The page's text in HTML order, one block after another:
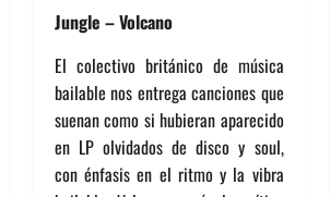
Jungle – Volcano
El colectivo británico de música
bailable nos entrega canciones que
suenan como si hubieran aparecido
en LP olvidados de disco y soul,
con énfasis en el ritmo y la vibra